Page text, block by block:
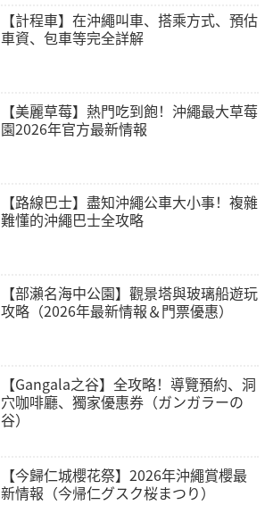
【計程車】在沖繩叫車、搭乘方式、預估
車資、包車等完全詳解
【美麗草莓】熱門吃到飽！沖繩最大草莓
園2026年官方最新情報
【路線巴士】盡知沖繩公車大小事！複雜
難懂的沖繩巴士全攻略
【部瀨名海中公園】觀景塔與玻璃船遊玩
攻略（2026年最新情報＆門票優惠）
【Gangala之谷】全攻略！導覽預約、洞
穴咖啡廳、獨家優惠券（ガンガラーの
谷）
【今歸仁城櫻花祭】2026年沖繩賞櫻最
新情報（今帰仁グスク桜まつり）